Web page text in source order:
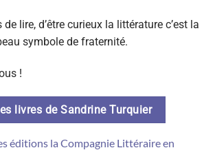
lire, d’être curieux la littérature c’est la
symbole de fraternité.
!
livres de Sandrine Turquier
éditions la Compagnie Littéraire en